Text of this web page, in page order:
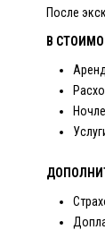
После
В